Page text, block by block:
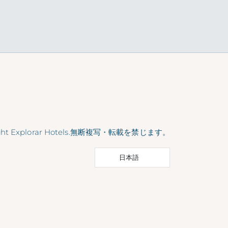
Explorar Hotels.無断複写・転載を禁じます。
日本語